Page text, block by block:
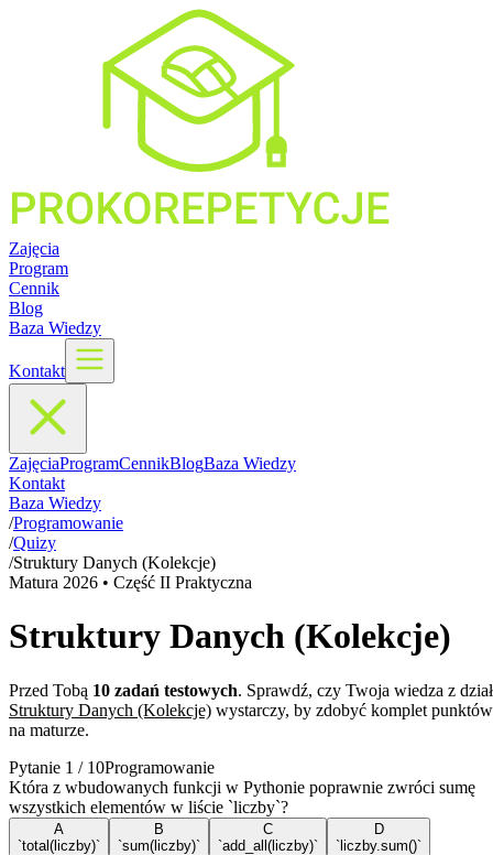
Zajęcia
Program
Cennik
Blog
Baza Wiedzy
Kontakt
ZajęciaProgramCennikBlogBaza Wiedzy
Kontakt
Baza Wiedzy
/Programowanie
/Quizy
/Struktury Danych (Kolekcje)
Matura 2026 • Część II Praktyczna
Struktury Danych (Kolekcje)
Przed Tobą 10 zadań testowych. Sprawdź, czy Twoja wiedza z
Struktury Danych (Kolekcje) wystarczy, by zdobyć komplet punktów
na maturze.
Pytanie 1 / 10Programowanie
Która z wbudowanych funkcji w Pythonie poprawnie zwróci sumę
wszystkich elementów w liście `liczby`?
A
`total(liczby)`
B
`sum(liczby)`
C
`add_all(liczby)`
D
`liczby.sum()`